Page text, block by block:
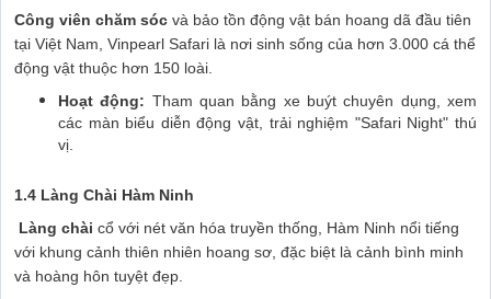
Công viên chăm sóc và bảo tồn động vật bán hoang dã đầu tiên
tại Việt Nam, Vinpearl Safari là nơi sinh sống của hơn 3.000 cá thể
động vật thuộc hơn 150 loài.
Hoạt động: Tham quan bằng xe buýt chuyên dụng, xem
các màn biểu diễn động vật, trải nghiệm "Safari Night" thú
vị.
1.4 Làng Chài Hàm Ninh
Làng chài cổ với nét văn hóa truyền thống, Hàm Ninh nổi tiếng
với khung cảnh thiên nhiên hoang sơ, đặc biệt là cảnh bình minh
và hoàng hôn tuyệt đẹp.